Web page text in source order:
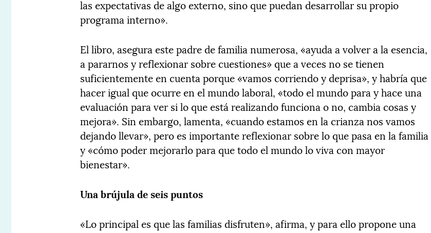
las expectativas de algo externo, sino que puedan desarrollar su propio
programa interno».
El libro, asegura este padre de familia numerosa, «ayuda a volver a la esencia,
a pararnos y reflexionar sobre cuestiones» que a veces no se tienen
suficientemente en cuenta porque «vamos corriendo y deprisa», y habría que
hacer igual que ocurre en el mundo laboral, «todo el mundo para y hace una
evaluación para ver si lo que está realizando funciona o no, cambia cosas y
mejora». Sin embargo, lamenta, «cuando estamos en la crianza nos vamos
dejando llevar», pero es importante reflexionar sobre lo que pasa en la familia
y «cómo poder mejorarlo para que todo el mundo lo viva con mayor
bienestar».
Una brújula de seis puntos
«Lo principal es que las familias disfruten», afirma, y para ello propone una